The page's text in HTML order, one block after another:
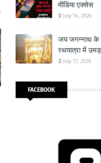
मीडिया एक्सेस
July 16, 2026
जय जगन्नाथ के
रथयात्रा में
July 17, 2026
FACEBOOK